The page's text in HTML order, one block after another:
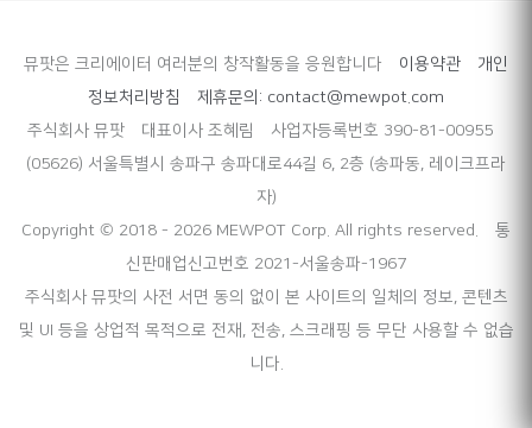
뮤팟은 크리에이터 여러분의 창작활동을 응원합니다 이용약관
개인
정보처리방침
제휴문의: contact@mewpot.com
주식회사 뮤팟
대표이사 조혜림
사업자등록번호 390-81-00955
(05626) 서울특별시 송파구 송파대로44길 6, 2층 (송파동, 레이크프라
자)
Copyright © 2018 - 2026 MEWPOT Corp. All rights reserved.
통
신판매업신고번호 2021-서울송파-1967
주식회사 뮤팟의 사전 서면 동의 없이 본 사이트의 일체의 정보, 콘텐츠
및 UI 등을 상업적 목적으로 전재, 전송, 스크래핑 등 무단 사용할 수 없습
니다.